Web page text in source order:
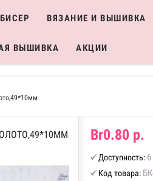
ВЯЗАНИЕ И ВЫШИВКА
ВЫШИВКА АКЦИИ
Br0.80 р.
Доступность:6
Код товара: